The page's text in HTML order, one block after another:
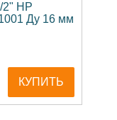
2" НР
Ду 16 мм
КУПИТЬ